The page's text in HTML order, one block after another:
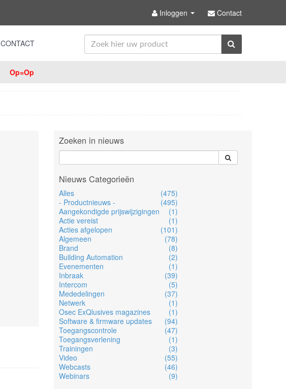
Inloggen Contact
CONTACT
Op=Op
Zoeken in nieuws
Nieuws Categorieën
Alles
(475)
- Productnieuws -
(495)
Aangekondigde prijswijzigingen
(1)
Actie vereist
(1)
Acties afgelopen
(101)
Algemeen
(78)
Brand
(8)
Building Automation
(2)
Evenementen
(1)
Inbraak
(39)
Intercom
(5)
Mededelingen
(37)
Netwerk
(1)
Osec ExQlusives magazines
(1)
Software & firmware updates
(94)
Toegangscontrole
(47)
Toegangsverlening
(1)
Trainingen
(3)
Video
(55)
Webcasts
(46)
Webinars
(9)